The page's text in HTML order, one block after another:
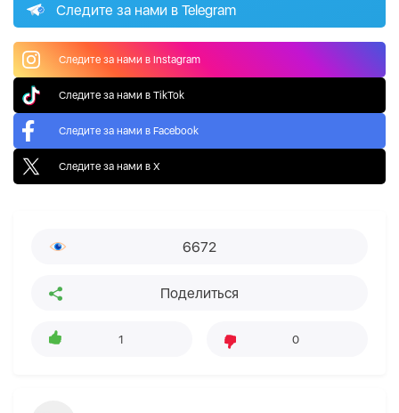
Следите за нами в Telegram
Следите за нами в Instagram
Следите за нами в TikTok
Следите за нами в Facebook
Следите за нами в X
6672
Поделиться
1 0